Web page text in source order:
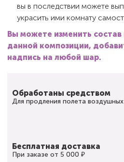
вы в последствии можете
украсить ими комнату
Вы можете изменить состав
данной композиции,
надпись на любой шар.
Обработаны средством
Для продления полета
Бесплатная доставка
При заказе от 5 000 ₽